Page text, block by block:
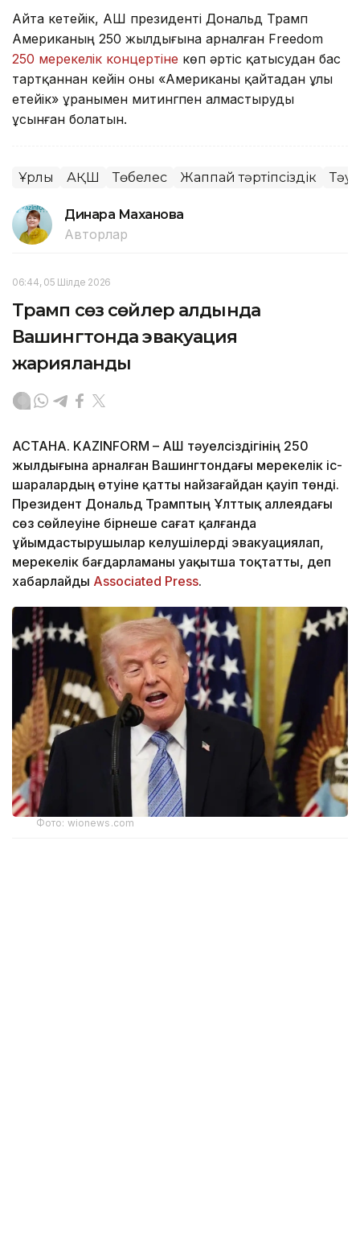
Айта кетейік, АҚШ президенті Дональд Трамп
Американың 250 жылдығына арналған Freedom
250 мерекелік концертіне көп әртіс қатысудан бас
тартқаннан кейін оны «Американы қайтадан ұлы
етейік» ұранымен митингпен алмастыруды
ұсынған болатын.
Ұрлық АҚШ Төбелес Жаппай тәртіпсіздік
Динара Маханова
Авторлар
06:44, 05 Шілде 2026
Трамп сөз сөйлер алдында
Вашингтонда эвакуация
жарияланды
АСТАНА. KAZINFORM – АҚШ тәуелсіздігінің 250
жылдығына арналған Вашингтондағы мерекелік іс-
шаралардың өтуіне қатты найзағайдан қауіп төнді.
Президент Дональд Трамптың Ұлттық аллеядағы
сөз сөйлеуіне бірнеше сағат қалғанда
ұйымдастырушылар келушілерді эвакуациялап,
мерекелік бағдарламаны уақытша тоқтатты, деп
хабарлайды Associated Press.
Фото: wionews.com